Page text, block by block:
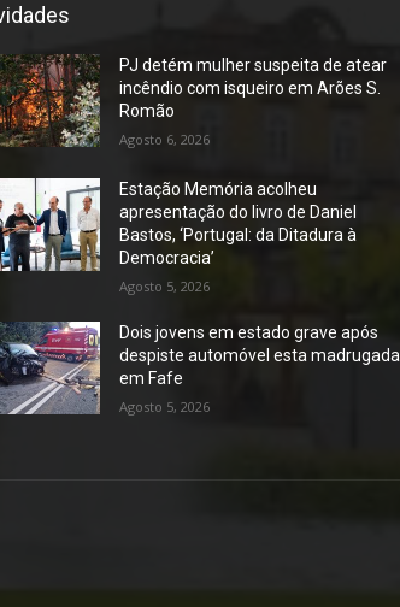
PJ detém mulher suspeita de atear
incêndio com isqueiro em Arões S.
Romão
Agosto 6, 2026
Estação Memória acolheu
apresentação do livro de Daniel
Bastos, ‘Portugal: da Ditadura à
Democracia’
Agosto 5, 2026
Dois jovens em estado grave após
despiste automóvel esta madrugada
em Fafe
Agosto 5, 2026